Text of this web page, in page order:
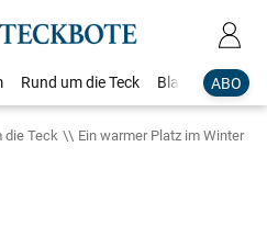
ABO
Rund um die Teck Blaulicht
die Teck Ein warmer Platz im Winter